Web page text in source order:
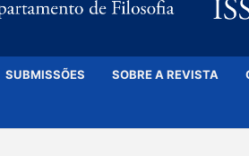
SUBMISSÕES SOBRE A REVISTA